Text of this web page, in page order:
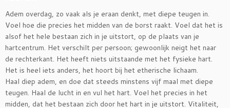
Adem overdag, zo vaak als je eraan denkt, met diepe teugen in.
Voel hoe die precies het midden van de borst raakt. Voel dat het is
alsof het hele bestaan zich in je uitstort, op de plaats van je
hartcentrum. Het verschilt per persoon; gewoonlijk neigt het naar
de rechterkant. Het heeft niets uitstaande met het fysieke hart.
Het is heel iets anders, het hoort bij het etherische lichaam.
Haal diep adem, en doe dat steeds minstens vijf maal met diepe
teugen. Haal de lucht in en vul het hart. Voel het precies in het
midden, dat het bestaan zich door het hart in je uitstort. Vitaliteit,